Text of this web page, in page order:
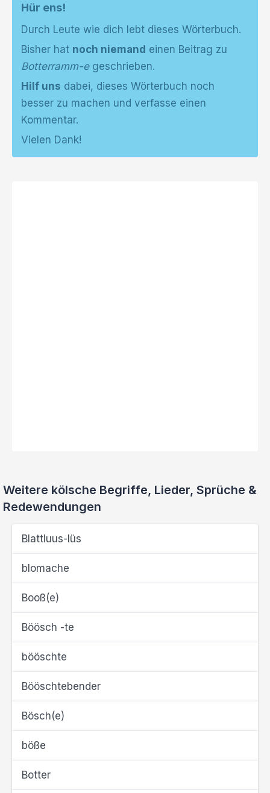
Hür ens!
Durch Leute wie dich lebt dieses Wörterbuch.
Bisher hat noch niemand einen Beitrag zu
Botterramm-egeschrieben.
Hilf uns dabei, dieses Wörterbuch noch
besser zu machen und verfasse einen
Kommentar.
Vielen Dank!
Weitere kölsche Begriffe, Lieder, Sprüche &
Redewendungen
Blattluus-lüs
blomache
Booß(e)
Böösch -te
bööschte
Bööschtebender
Bösch(e)
böße
Botter